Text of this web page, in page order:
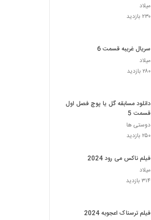
میلاد
۲۳۰ بازدید
سریال غریبه قسمت 6
میلاد
۲۸۰ بازدید
دانلود مسابقه گل یا پوچ فصل اول
قسمت 5
دوستی ها
۲۵۰ بازدید
فیلم ناکس می رود 2024
میلاد
۳۱۴ بازدید
فیلم ترسناک اعجوبه 2024